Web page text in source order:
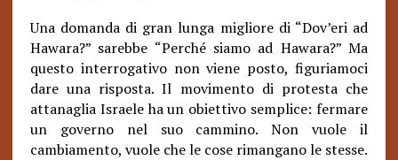
Una domanda di gran lunga migliore di “Dov’eri ad
Hawara?” sarebbe “Perché siamo ad Hawara?” Ma
questo interrogativo non viene posto, figuriamoci
dare una risposta. Il movimento di protesta che
attanaglia Israele ha un obiettivo semplice: fermare
un governo nel suo cammino. Non vuole il
cambiamento, vuole che le cose rimangano le stesse.